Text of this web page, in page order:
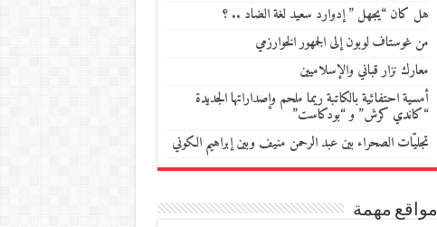
هل كان “يجهل ” إدوارد سعيد لغة الضاد .. ؟
من غوستاف لوبون إلى الجمهور الخوارزمي
معارك نزار قباني والإسلاميين
أمسية احتفائية بالكاتبة ريما ملحم وإصداراتها الجديدة
“كاندي كرش” و “بودكاست”
تجليّات الصحراء بين عبد الرحمن منيف وبين إبراهيم الكوني
مواقع مهمة